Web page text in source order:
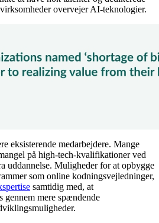
overvejer AI-teknologier.
eksisterende medarbejdere. Mange
på high-tech-kvalifikationer ved
uddannelse. Muligheder for at opbygge
som online kodningsvejledninger,
samtidig med, at
gennem mere spændende